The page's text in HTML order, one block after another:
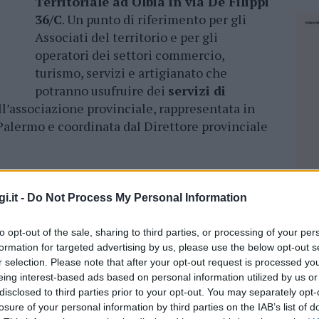
- Do Not Process My Personal Information
opt-out of the sale, sharing to third parties, or processing of your
for targeted advertising by us, please use the below opt-out
selection. Please note that after your opt-out request is processed
interest-based ads based on personal information utilized by us
to third parties prior to your opt-out. You may separately
of your personal information by third parties on the IAB’s list of
36/C. Un punto di riferimento per gli
Associati del territorio e per gli
operatori dei settori commercio,
turismo, servizi e artigianato che
potranno usufruire dei servizi di
provinciale, rappresentata in
e coordinata dal Direttore provinciale
di espansione, nei giorni scorsi, si èriunita
per dare vita aFIBA (Federazione
Sardegna
haeletto Francesco Gambella,
e il consiglio direttivo con rappresentanti
Aranci, Arzachena, Loiri Porto San
è quello didare voce alle istanze